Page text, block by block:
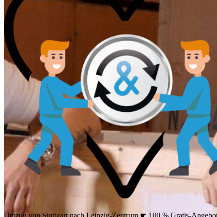
Umzug von Stuttgart nach Leipzig-Zentrum ☛ 100 % Gratis-